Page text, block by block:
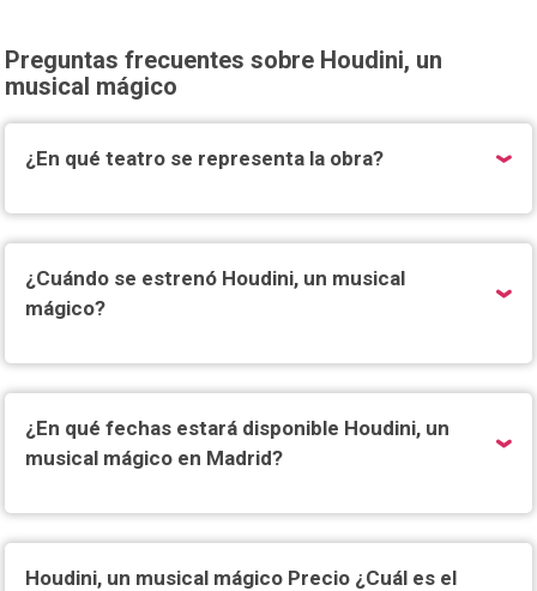
Preguntas frecuentes sobre Houdini, un
musical mágico
¿En qué teatro se representa la obra?
¿Cuándo se estrenó Houdini, un musical
mágico?
¿En qué fechas estará disponible Houdini, un
musical mágico en Madrid?
Houdini, un musical mágico Precio ¿Cuál es el